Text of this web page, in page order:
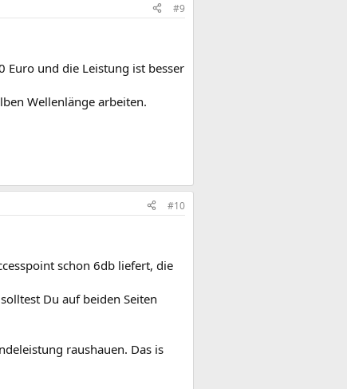
#9
Euro und die Leistung ist besser
Wellenlänge arbeiten.
#10
schon 6db liefert, die
Du auf beiden Seiten
raushauen. Das is